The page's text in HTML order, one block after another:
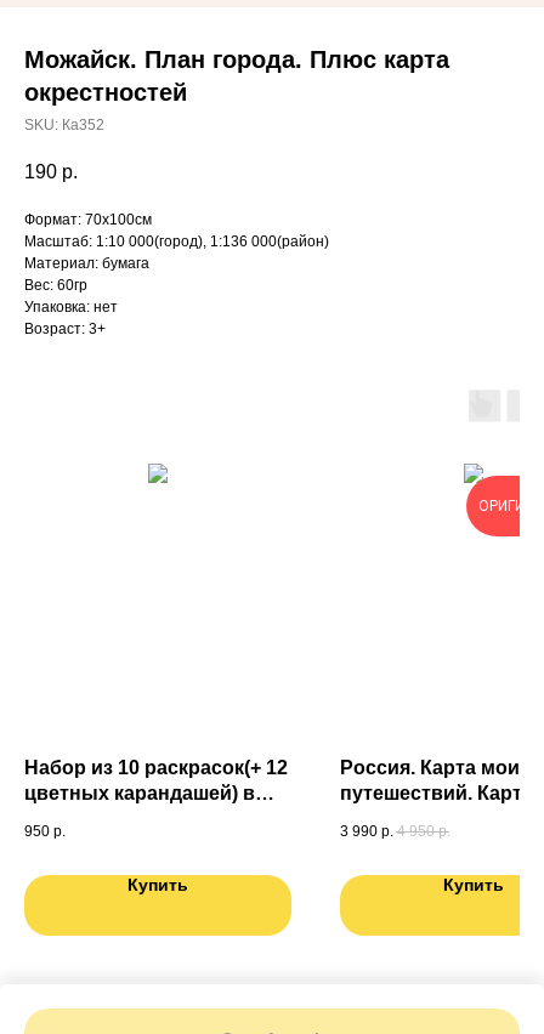
Можайск. План города. Плюс карта
окрестностей
SKU: Ка352
190 р.
Формат: 70х100см
Масштаб: 1:10 000(город), 1:136 000(район)
Материал: бумага
Вес: 60гр
Упаковка: нет
Возраст: 3+
Набор из 10 раскрасок(+ 12
цветных карандашей) в
950 р.
Купить
Россия. Карта моих
путешествий. Карта
специально для
3 990 р. 4 950 р.
Купить